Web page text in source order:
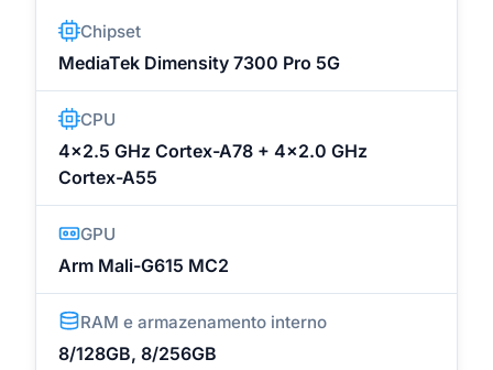
Chipset
MediaTek Dimensity 7300 Pro 5G
CPU
4x2.5 GHz Cortex-A78 + 4x2.0 GHz
Cortex-A55
GPU
Arm Mali-G615 MC2
RAM e armazenamento interno
8/128GB, 8/256GB